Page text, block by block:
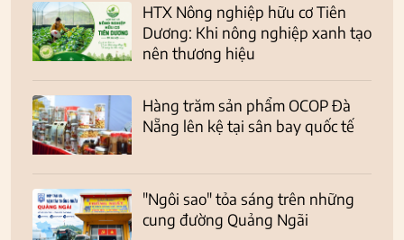
HTX Nông nghiệp hữu cơ Tiên
Dương: Khi nông nghiệp xanh tạo
nên thương hiệu
Hàng trăm sản phẩm OCOP Đà
Nẵng lên kệ tại sân bay quốc tế
"Ngôi sao" tỏa sáng trên những
cung đường Quảng Ngãi